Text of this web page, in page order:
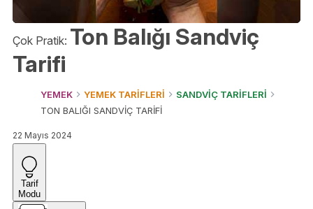
Çok Pratik: Ton Balığı Sandviç
Tarifi
YEMEK YEMEK TARİFLERİ
SANDVİÇ TARİFLERİ
TON BALIĞI SANDVİÇ TARİFİ
22 Mayıs 2024
Tarif
Modu